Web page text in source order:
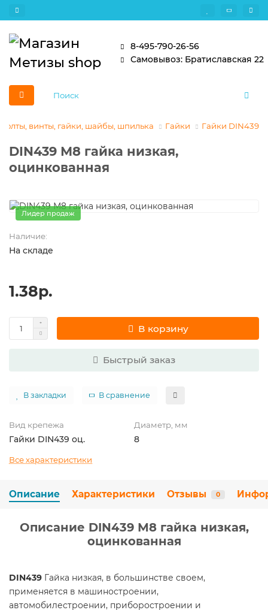
8-495-790-26-56
Самовывоз: Братиславская 22
Болты, винты, гайки, шайбы, шпилька Гайки Гайки DIN439
DIN439 М8 гайка низкая,
оцинкованная
Лидер продаж
Наличие:
На складе
1.38р.
В корзину
Быстрый заказ
В закладки В сравнение
Вид крепежа
Гайки DIN439 оц.
Диаметр, мм
8
Все характеристики
Описание Характеристики Отзывы 0
Описание DIN439 М8 гайка низкая,
оцинкованная
DIN439 Гайка низкая, в большинстве своем,
применяется в машиностроении,
автомобилестроении, приборостроении и